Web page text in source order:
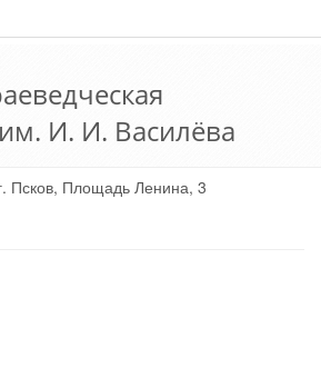
И. И. Василёва
Псков, Площадь Ленина, 3